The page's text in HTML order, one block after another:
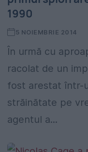
1990
5 NOIEMBRIE 2014
În urmă cu
racolat de un
fost arestat într-
străinătate pe
agentul a...